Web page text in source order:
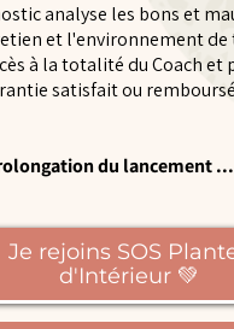
analyse les bons et
et l'environnement de
à la totalité du Coach et
satisfait ou
du lancement ...
Je rejoins SOS
d'Intérieur 💚